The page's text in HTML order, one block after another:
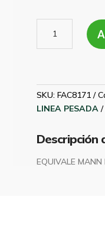
ACEITE
VW
-
280
190
(2018
en
SKU:FAC8171
LINEA PESADA
Descripción
EQUIVALE